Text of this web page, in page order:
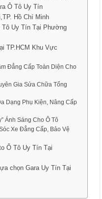
Ô Tô Uy Tín
Hồ Chí Minh
Tô Uy Tín Tại Phường
TP.HCM Khu Vực
Đẳng Cấp Toàn Diện Cho
Gia Sửa Chữa Tổng
Dạng Phụ Kiện, Nâng Cấp
Ánh Sáng Cho Ô Tô
Xe Đẳng Cấp, Bảo Vệ
Ô Tô Uy Tín Tại
chọn Gara Uy Tín Tại